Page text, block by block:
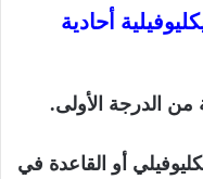
أحادية
الدرجة الأولى.
أو القاعدة في